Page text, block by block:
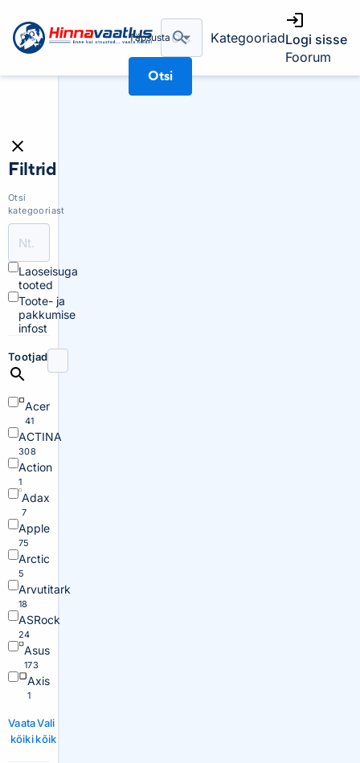
Täpsusta
Otsi
KategooriadLogi sisse
Foorum
Filtrid
Otsi
kategooriast
Laoseisuga
tooted
Toote- ja
pakkumise
infost
Tootjad
Acer
41
ACTINA
308
Action
1
Adax
7
Apple
75
Arctic
5
Arvutitark
18
ASRock
24
Asus
173
Axis
1
Vaata
kõiki
Vali
kõik